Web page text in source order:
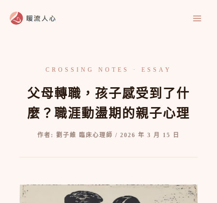
父母轉職，孩子感受到了什
麼？職涯動盪期的親子心理
作者: 劉子維 臨床心理師 / 2026 年 3 月 15 日